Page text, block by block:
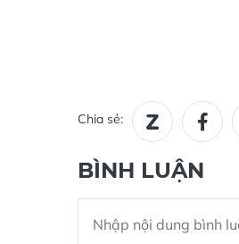
Chia sẻ:
BÌNH LUẬN